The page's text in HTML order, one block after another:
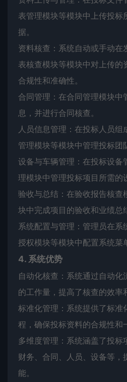
表管理模块等模块中上传投标
据。
资料核查：系统自动或手动在
表核查模块等模块中对上传的
合规性和准确性。
合同管理：在合同管理模块中
息，并进行合同核查。
人员信息管理：在投标人员组
管理模块等模块中管理投标团
设备与车辆管理：在投标设备
理模块中管理投标项目所需的
验收与总结：在验收报告核查
块中完成项目的验收和业绩总
系统配置与管理：管理员在系
授权模块等模块中配置系统菜
4. 系统优势
自动化核查：系统通过自动化
的工作量，提高了核查的效率
标准化管理：系统提供了标准
程，确保投标资料的合规性和
多维度管理：系统涵盖了投标
财务、合同、人员、设备等，
能。